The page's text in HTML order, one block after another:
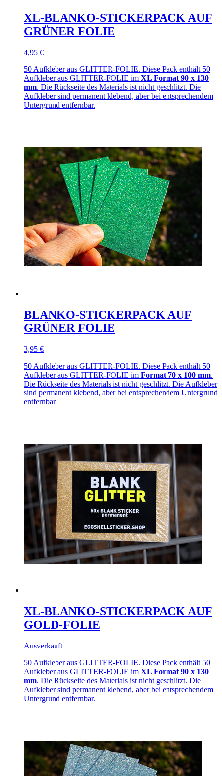
XL-BLANKO-STICKERPACK AUF
GRÜNER FOLIE
4,95 €
50 Aufkleber aus GLITTER-FOLIE. Diese Pack enthält 50
Aufkleber aus GLITTER-FOLIE im XL Format 90 x 130
mm. Die Rückseite des Materials ist nicht geschlitzt. Die
Aufkleber sind permanent klebend, aber bei entsprechendem
Untergrund entfernbar.
BLANKO-STICKERPACK AUF
GRÜNER FOLIE
3,95 €
50 Aufkleber aus GLITTER-FOLIE. Diese Pack enthält 50
Aufkleber aus GLITTER-FOLIE im Format 70 x 100 mm.
Die Rückseite des Materials ist nicht geschlitzt. Die Aufkleber
sind permanent klebend, aber bei entsprechendem Untergrund
entfernbar.
XL-BLANKO-STICKERPACK AUF
GOLD-FOLIE
Ausverkauft
50 Aufkleber aus GLITTER-FOLIE. Diese Pack enthält 50
Aufkleber aus GLITTER-FOLIE im XL Format 90 x 130
mm. Die Rückseite des Materials ist nicht geschlitzt. Die
Aufkleber sind permanent klebend, aber bei entsprechendem
Untergrund entfernbar.